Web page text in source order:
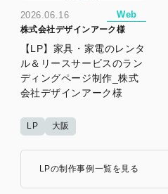
2026.06.16 Web
株式会社デザインアーク様
【LP】家具・家電のレンタ
ル＆リースサービスのラン
ディングページ制作_株式
会社デザインアーク様
LP 大阪
LPの制作事例一覧を見る